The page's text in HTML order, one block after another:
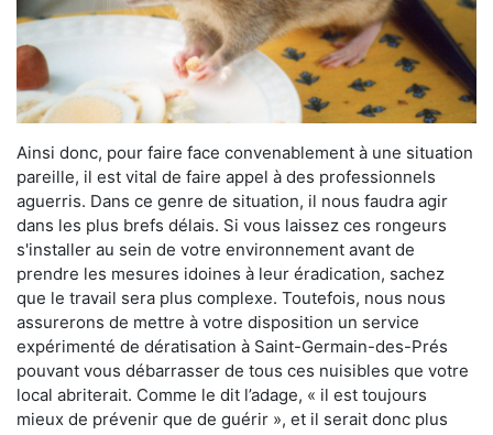
Ainsi donc, pour faire face convenablement à une situation
pareille, il est vital de faire appel à des professionnels
aguerris. Dans ce genre de situation, il nous faudra agir
dans les plus brefs délais. Si vous laissez ces rongeurs
s'installer au sein de votre environnement avant de
prendre les mesures idoines à leur éradication, sachez
que le travail sera plus complexe. Toutefois, nous nous
assurerons de mettre à votre disposition un service
expérimenté de dératisation à Saint-Germain-des-Prés
pouvant vous débarrasser de tous ces nuisibles que votre
local abriterait. Comme le dit l’adage, « il est toujours
mieux de prévenir que de guérir », et il serait donc plus